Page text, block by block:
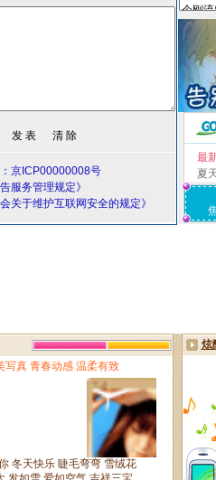
京ICP00000008号
服务管理规定》
关于维护互联网安全的规定》
最
夏